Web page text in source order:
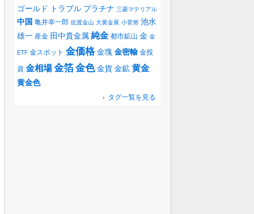
ゴールド トラブル プラチナ 三菱マテリアル
中国 亀井幸一郎 佐渡金山 大黄金展 小菅努 池水
雄一 産金 田中貴金属 純金 都市鉱山 金 金
ETF 金スポット 金価格 金塊 金密輸 金投
資 金相場 金箔金色 金貨 金鉱 黄金
黄金色
タグ一覧を見る